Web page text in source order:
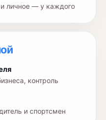
личное — у каждого
контроль
и спортсмен